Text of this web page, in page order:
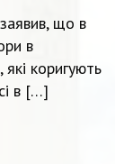
що в
в
які коригують
в […]